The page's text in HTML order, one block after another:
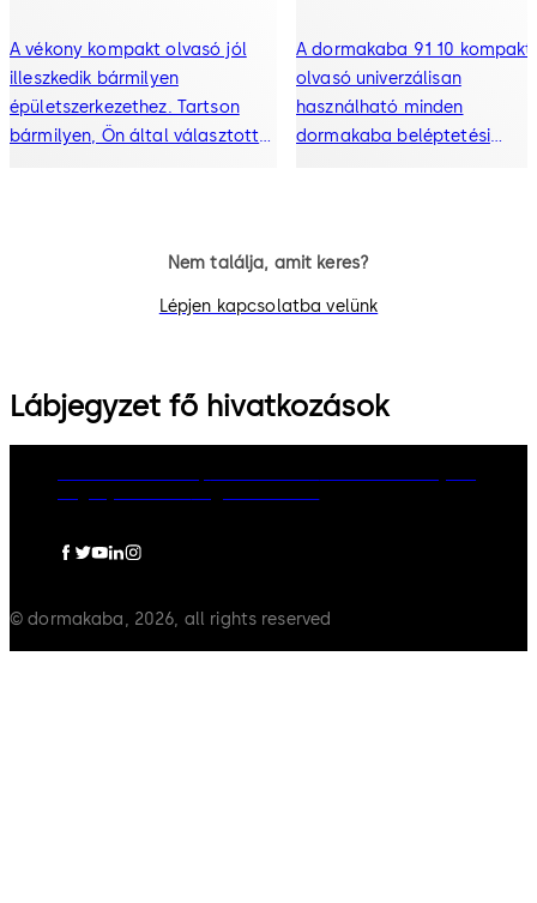
A vékony kompakt olvasó jól
illeszkedik bármilyen
épületszerkezethez. Tartson
bármilyen, Ön által választott
vizuálisan és hangjelzéssel is
A dormakaba 91 10 kompakt
olvasó univerzálisan
használható minden
dormakaba beléptetési
vezérlőegységgel együtt
vállalatnak.
Nem találja, amit keres?
Lépjen kapcsolatba velünk
Lábjegyzet fő hivatkozások
© dormakaba, 2026, all rights reserved